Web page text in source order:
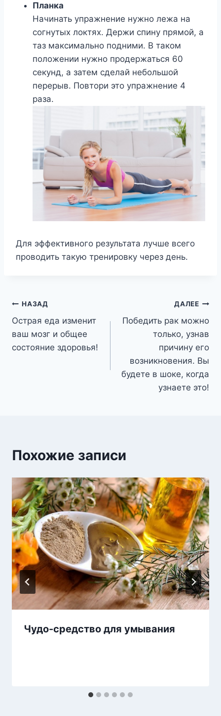
Планка
Начинать упражнение нужно лежа на
согнутых локтях. Держи спину прямой, а
таз максимально подними. В таком
положении нужно продержаться 60
секунд, а затем сделай небольшой
перерыв. Повтори это упражнение 4
раза.
Для эффективного результата лучше всего
проводить такую тренировку через день.
Навигация
по
записям
НАЗАД
Острая еда изменит
ваш мозг и общее
состояние здоровья!
ДАЛЕЕ
Победить рак можно
только, узнав
причину его
возникновения. Вы
будете в шоке, когда
узнаете это!
Похожие записи
Чудо-средство для умывания